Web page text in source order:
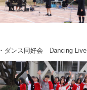
・ダンス同好会 Dancing Live